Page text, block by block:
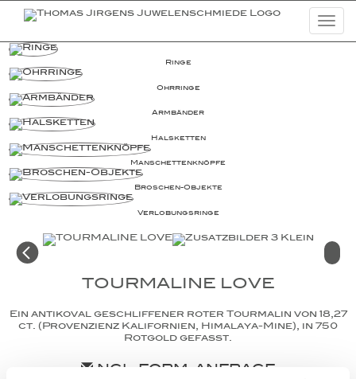
Schmuckkreationen
Highlights
Lookbooks
Kampagnen
Basic Diamonds
News
Unternehmen
Ringe
Ohrringe
Armbänder
Halsketten
Man­schet­ten­­knöpfe
Broschen-Objekte
Ver­lo­bungs­­ringe
TOURMALINE LOVE
Ein antikoval geschliffener roter Tourmalin von 18,27
ct. (Provenzienz Kalifornien, Himalaya-Mine), in 750
Rotgold gefasst.
NGL_FORM_ANFRAGE